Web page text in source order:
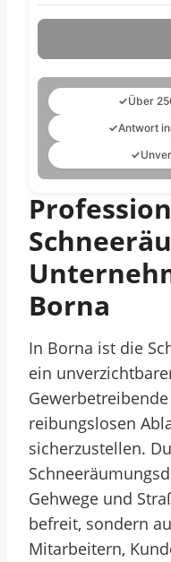
✓Über
✓Antwort
✓
Borna
In Borna ist die
ein
reibungslosen
sicherzustellen.
Gehwege und
befreit, sondern
Mitarbeitern,